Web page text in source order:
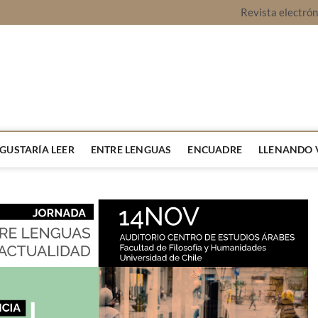
Revista
LEER ENTRE LENGUAS ENCUADRE LLENANDO